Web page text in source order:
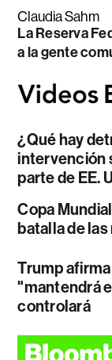
Claudia Sahm
La Reserva
a la gente
¿Qué hay
intervención
parte de EE.
Copa
batalla de
Trump afirma
"mantendrá
controlará